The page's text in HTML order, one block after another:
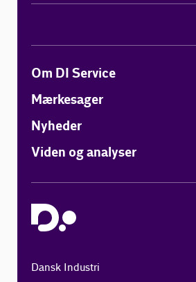
Om DI Service
Mærkesager
Nyheder
Viden og analyser
Dansk Industri